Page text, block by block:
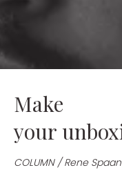
Make
your
COLUMN / Rene